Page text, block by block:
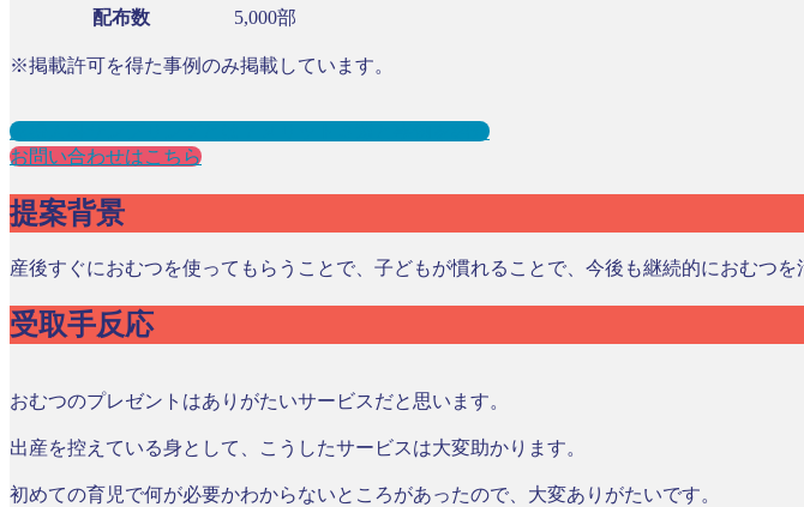
配布数
5,000部
※掲載許可を得た事例のみ掲載しています。
産婦人科サンプリングとは？メリット３選と事例を紹介
お問い合わせはこちら
提案背景
産後すぐにおむつを使ってもらうことで、子どもが慣れることで、今後も継続的におむつ
受取手反応
おむつのプレゼントはありがたいサービスだと思います。
出産を控えている身として、こうしたサービスは大変助かります。
初めての育児で何が必要かわからないところがあったので、大変ありがたいです。